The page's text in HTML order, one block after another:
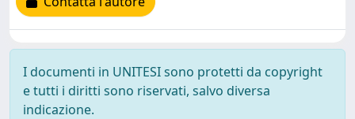
I documenti in UNITESI sono protetti da copyright
e tutti i diritti sono riservati, salvo diversa
indicazione.